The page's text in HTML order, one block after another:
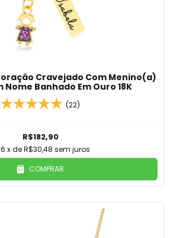
Cravejado Com Menino(a)
Nome Banhado Em Ouro 18K
(22)
R$182,90
6 x deR$30,48 sem juros
COMPRAR